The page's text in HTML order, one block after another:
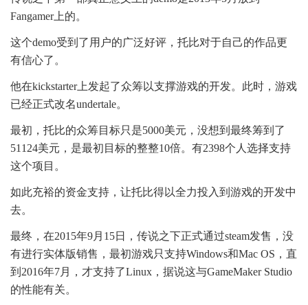
Fangamer上的。
这个demo受到了用户的广泛好评，托比对于自己的作品更
有信心了。
他在kickstarter上发起了众筹以支撑游戏的开发。此时，游戏
已经正式改名undertale。
最初，托比的众筹目标只是5000美元，没想到最终筹到了
51124美元，是最初目标的整整10倍。有2398个人选择支持
这个项目。
如此充裕的资金支持，让托比得以全力投入到游戏的开发中
去。
最终，在2015年9月15日，传说之下正式通过steam发售，没
有进行实体版销售，最初游戏只支持Windows和Mac OS，直
到2016年7月，才支持了Linux，据说这与GameMaker Studio
的性能有关。